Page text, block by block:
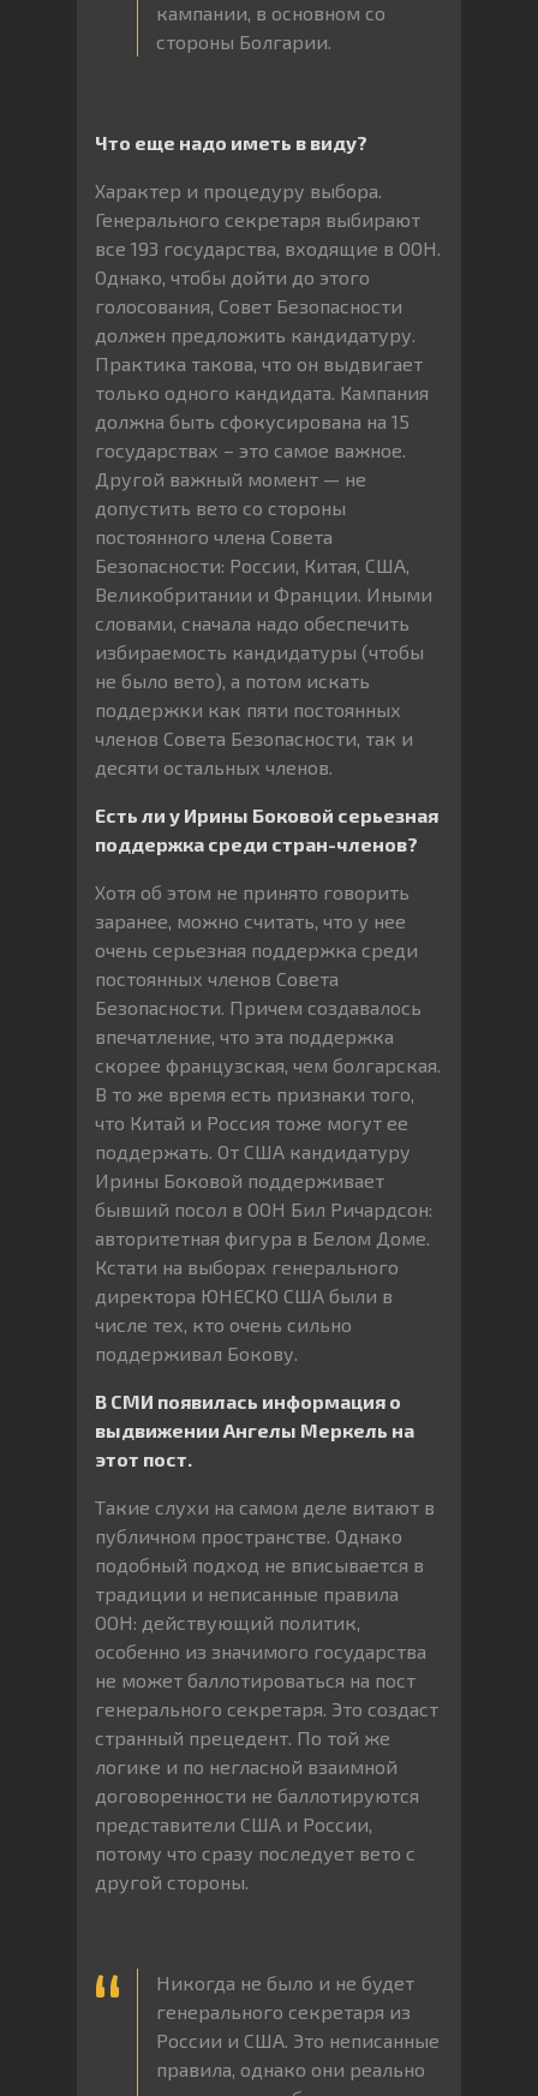
кампании, в основном со
стороны Болгарии.
Что еще надо иметь в виду?
Характер и процедуру выбора.
Генерального секретаря выбирают
все 193 государства, входящие в ООН.
Однако, чтобы дойти до этого
голосования, Совет Безопасности
должен предложить кандидатуру.
Практика такова, что он выдвигает
только одного кандидата. Кампания
должна быть сфокусирована на 15
государствах – это самое важное.
Другой важный момент — не
допустить вето со стороны
постоянного члена Совета
Безопасности: России, Китая, США,
Великобритании и Франции. Иными
словами, сначала надо обеспечить
избираемость кандидатуры (чтобы
не было вето), а потом искать
поддержки как пяти постоянных
членов Совета Безопасности, так и
десяти остальных членов.
Есть ли у Ирины Боковой серьезная
поддержка среди стран-членов?
Хотя об этом не принято говорить
заранее, можно считать, что у нее
очень серьезная поддержка среди
постоянных членов Совета
Безопасности. Причем создавалось
впечатление, что эта поддержка
скорее французская, чем болгарская.
В то же время есть признаки того,
что Китай и Россия тоже могут ее
поддержать. От США кандидатуру
Ирины Боковой поддерживает
бывший посол в ООН Бил Ричардсон:
авторитетная фигура в Белом Доме.
Кстати на выборах генерального
директора ЮНЕСКО США были в
числе тех, кто очень сильно
поддерживал Бокову.
В СМИ появилась информация о
выдвижении Ангелы Меркель на
этот пост.
Такие слухи на самом деле витают в
публичном пространстве. Однако
подобный подход не вписывается в
традиции и неписанные правила
ООН: действующий политик,
особенно из значимого государства
не может баллотироваться на пост
генерального секретаря. Это создаст
странный прецедент. По той же
логике и по негласной взаимной
договоренности не баллотируются
представители США и России,
потому что сразу последует вето с
другой стороны.
Никогда не было и не будет
генерального секретаря из
России и США. Это неписанные
правила, однако они реально